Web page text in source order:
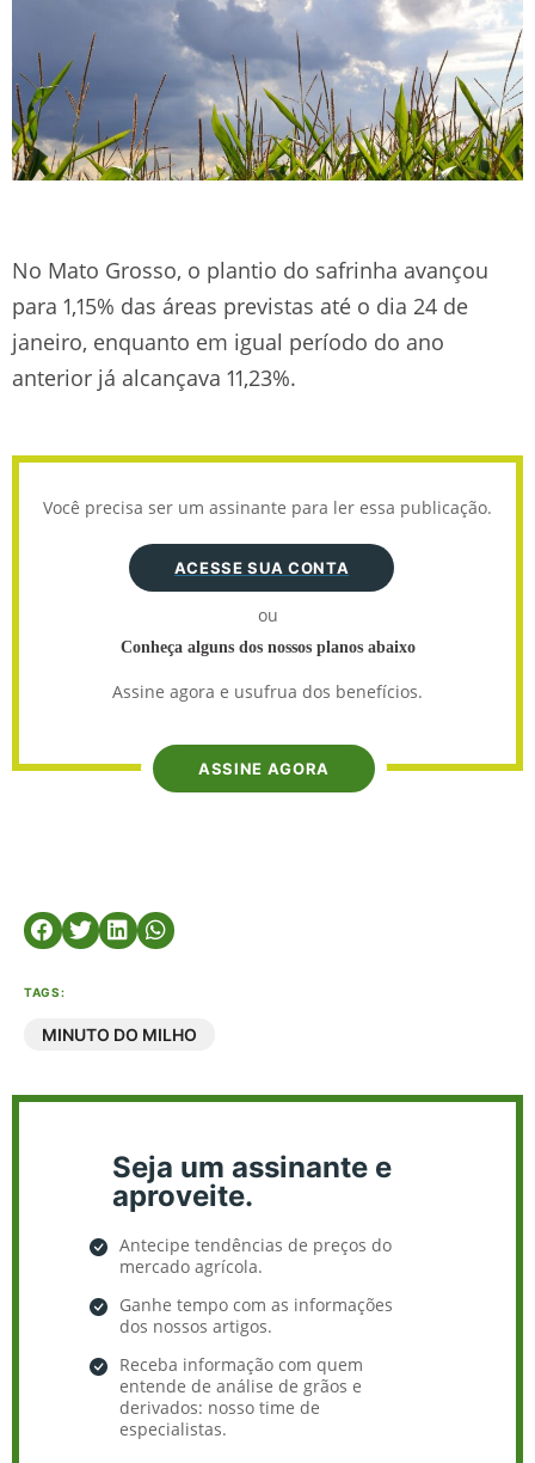
No Mato Grosso, o plantio do safrinha avançou
para 1,15% das áreas previstas até o dia 24 de
janeiro, enquanto em igual período do ano
anterior já alcançava 11,23%.
Você precisa ser um assinante para ler essa publicação.
ACESSE SUA CONTA
ou
Conheça alguns dos nossos planos abaixo
Assine agora e usufrua dos benefícios.
ASSINE AGORA
TAGS:
MINUTO DO MILHO
Seja um assinante e
aproveite.
Antecipe tendências de preços do
mercado agrícola.
Ganhe tempo com as informações
dos nossos artigos.
Receba informação com quem
entende de análise de grãos e
derivados: nosso time de
especialistas.